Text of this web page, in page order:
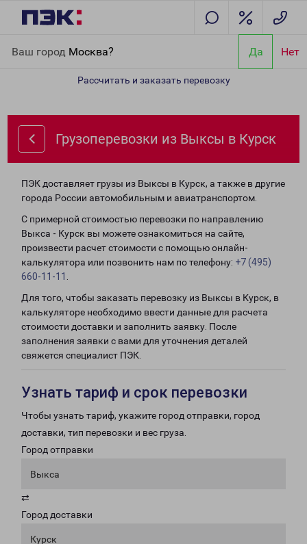
Ваш город Москва? Да Нет
Рассчитать и заказать перевозку
Грузоперевозки из Выксы в Курск
ПЭК доставляет грузы из Выксы в Курск, а также в другие
города России автомобильным и авиатранспортом.
С примерной стоимостью перевозки по направлению
Выкса - Курск вы можете ознакомиться на сайте,
произвести расчет стоимости с помощью онлайн-
калькулятора или позвонить нам по телефону: +7 (495)
660-11-11
Для того, чтобы заказать перевозку из Выксы в Курск, в
калькуляторе необходимо ввести данные для расчета
стоимости доставки и заполнить заявку. После
заполнения заявки с вами для уточнения деталей
свяжется специалист ПЭК.
Узнать тариф и срок перевозки
Чтобы узнать тариф, укажите город отправки, город
доставки, тип перевозки и вес груза.
Город отправки
Выкса
⇄
Город доставки
Курск